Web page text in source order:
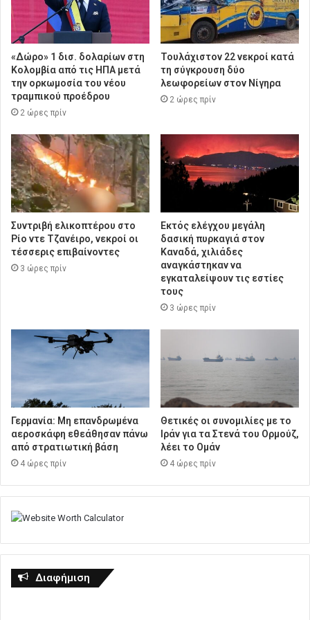
«Δώρο» 1 δισ. δολαρίων στη
Κολομβία από τις ΗΠΑ μετά
την ορκωμοσία του νέου
τραμπικού προέδρου
2 ώρες πρίν
Τουλάχιστον 22 νεκροί κατά
τη σύγκρουση δύο
λεωφορείων στον Νίγηρα
2 ώρες πρίν
Συντριβή ελικοπτέρου στο
Ρίο ντε Τζανέιρο, νεκροί οι
τέσσερις επιβαίνοντες
3 ώρες πρίν
Εκτός ελέγχου μεγάλη
δασική πυρκαγιά στον
Καναδά, χιλιάδες
αναγκάστηκαν να
εγκαταλείψουν τις εστίες
τους
3 ώρες πρίν
Γερμανία: Μη επανδρωμένα
αεροσκάφη εθεάθησαν πάνω
από στρατιωτική βάση
4 ώρες πρίν
Θετικές οι συνομιλίες με το
Ιράν για τα Στενά του Ορμούζ,
λέει το Ομάν
4 ώρες πρίν
Διαφήμιση